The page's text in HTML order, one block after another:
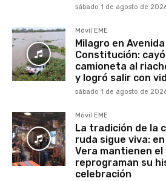
sábado 1 de agosto de
Móvil EME
Milagro en
Constitución:
camioneta al
y logró salir con
sábado 1 de agosto de
Móvil EME
La tradición de la
ruda sigue viva:
Vera mantienen
reprograman su
celebración